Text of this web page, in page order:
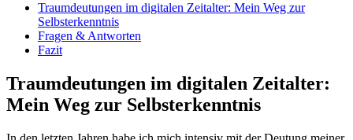
Traumdeutungen im digitalen ⁤Zeitalter: Mein ⁤Weg zur​
Selbsterkenntnis
Fragen & Antworten
Fazit
Traumdeutungen im ‌digitalen Zeitalter:
Mein Weg zur⁢ Selbsterkenntnis